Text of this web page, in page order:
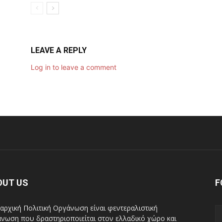
LEAVE A REPLY
Log in to leave a comment
US
Πολιτική Οργάνωση είναι φεντεραλιστική
που δραστηριοποιείται στον ελλαδικό χώρο και